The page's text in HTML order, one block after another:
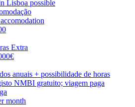
Lisboa possible
Extra
anuais + possibilidade de horas
NMBI gratuito; viagem paga
month